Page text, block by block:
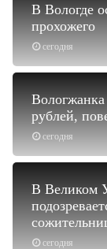
сегодня
В Вологде
прохожего
сегодня
рублей,
сегодня
В Великом